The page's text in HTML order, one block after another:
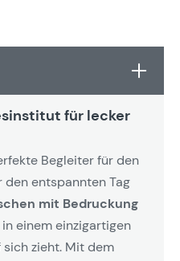
für lecker
Begleiter für den
den entspannten Tag
mit Bedruckung
einem einzigartigen
sich zieht. Mit dem